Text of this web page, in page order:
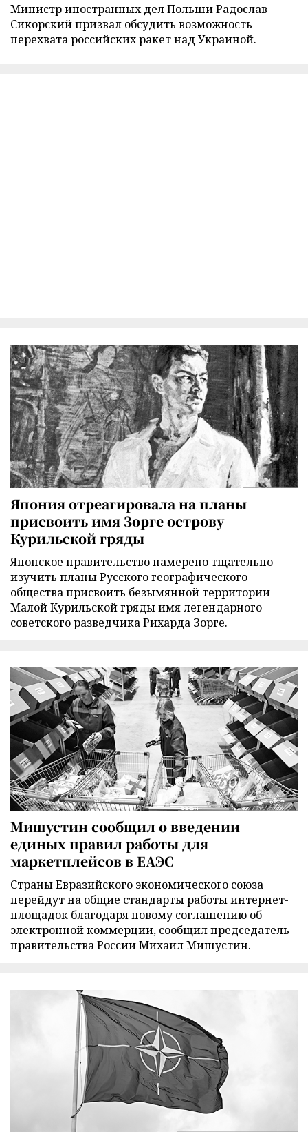
Министр иностранных дел Польши Радослав
Сикорский призвал обсудить возможность
перехвата российских ракет над Украиной.
Япония отреагировала на планы
присвоить имя Зорге острову
Курильской гряды
Японское правительство намерено тщательно
изучить планы Русского географического
общества присвоить безымянной территории
Малой Курильской гряды имя легендарного
советского разведчика Рихарда Зорге.
Мишустин сообщил о введении
единых правил работы для
маркетплейсов в ЕАЭС
Страны Евразийского экономического союза
перейдут на общие стандарты работы интернет-
площадок благодаря новому соглашению об
электронной коммерции, сообщил председатель
правительства России Михаил Мишустин.